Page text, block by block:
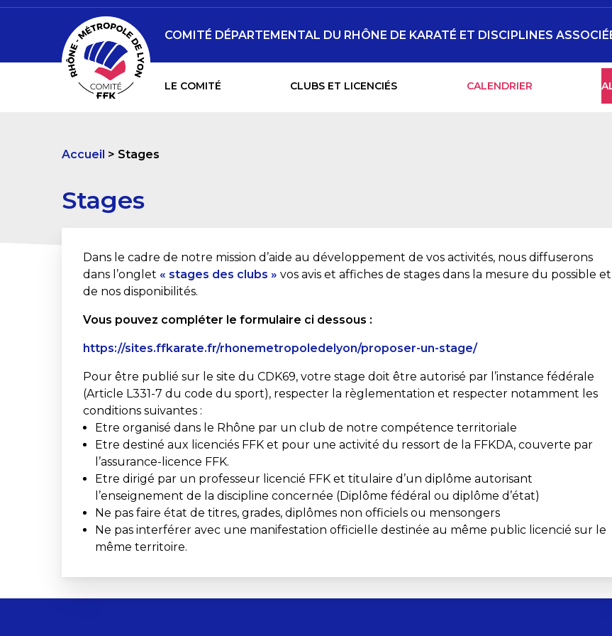
LE COMITÉ CLUBS ET LICENCIÉS CALENDRIER
COMITÉ DÉPARTEMENTAL DU RHÔNE DE KARATÉ ET DISCIPLINES
Accueil Stages
Stages
Dans le cadre de notre mission d’aide au développement de vos activités, nous diffuserons
dans l’onglet « stages des clubs » vos avis et affiches de stages dans la mesure du possible et
de nos disponibilités.
Vous pouvez compléter le formulaire ci dessous :
https://sites.ffkarate.fr/rhonemetropoledelyon/proposer-un-stage/
Pour être publié sur le site du CDK69, votre stage doit être autorisé par l’instance fédérale
(Article L331-7 du code du sport), respecter la règlementation et respecter notamment les
conditions suivantes :
Etre organisé dans le Rhône par un club de notre compétence territoriale
Etre destiné aux licenciés FFK et pour une activité du ressort de la FFKDA, couverte par
l’assurance-licence FFK.
Etre dirigé par un professeur licencié FFK et titulaire d’un diplôme autorisant
l’enseignement de la discipline concernée (Diplôme fédéral ou diplôme d’état)
Ne pas faire état de titres, grades, diplômes non officiels ou mensongers
Ne pas interférer avec une manifestation officielle destinée au même public licencié sur le
même territoire.